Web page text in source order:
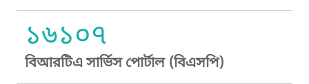
১৬১০৭
বিআরটিএ সার্ভিস পোর্টাল (বিএসপি)